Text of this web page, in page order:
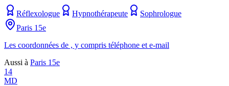
Réflexologue Hypnothérapeute
Sophrologue
Paris 15e
Les coordonnées de , y compris téléphone et e-mail
Aussi à Paris 15e
14
MD